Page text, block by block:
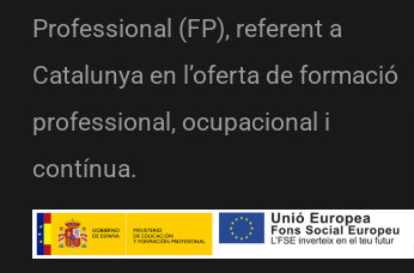
Professional (FP), referent a
Catalunya en l’oferta de formació
professional, ocupacional i
contínua.